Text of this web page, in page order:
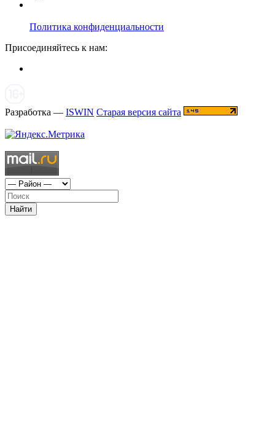
Политика конфиденциальности
Присоединяйтесь к нам:
Разработка — ISWIN Старая версия сайта
Найти